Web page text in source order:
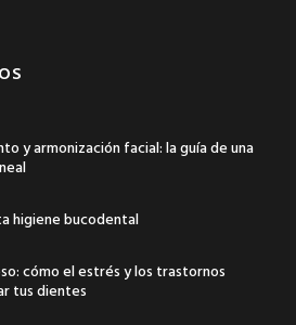
y armonización facial: la guía de una
higiene bucodental
cómo el estrés y los trastornos
tus dientes